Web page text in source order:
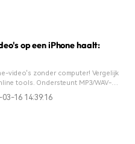
op een iPhone haalt:
video's zonder computer! Vergelijk
tools. Ondersteunt MP3/WAV-
03-16 14:39:16